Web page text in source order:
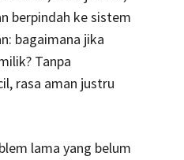
berpindah ke sistem
bagaimana jika
Tanpa
rasa aman justru
lama yang belum